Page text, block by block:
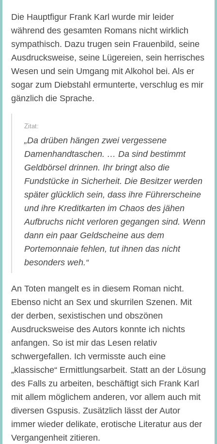
Die Hauptfigur Frank Karl wurde mir leider
während des gesamten Romans nicht wirklich
sympathisch. Dazu trugen sein Frauenbild, seine
Ausdrucksweise, seine Lügereien, sein herrisches
Wesen und sein Umgang mit Alkohol bei. Als er
sogar zum Diebstahl ermunterte, verschlug es mir
gänzlich die Sprache.
„Da drüben hängen zwei vergessene
Damenhandtaschen. … Da sind bestimmt
Geldbörsel drinnen. Ihr bringt also die
Fundstücke in Sicherheit. Die Besitzer werden
später glücklich sein, dass ihre Führerscheine
und ihre Kreditkarten im Chaos des jähen
Aufbruchs nicht verloren gegangen sind. Wenn
dann ein paar Geldscheine aus dem
Portemonnaie fehlen, tut ihnen das nicht
besonders weh.“
An Toten mangelt es in diesem Roman nicht.
Ebenso nicht an Sex und skurrilen Szenen. Mit
der derben, sexistischen und obszönen
Ausdrucksweise des Autors konnte ich nichts
anfangen. So ist mir das Lesen relativ
schwergefallen. Ich vermisste auch eine
„klassische“ Ermittlungsarbeit. Statt an der Lösung
des Falls zu arbeiten, beschäftigt sich Frank Karl
mit allem möglichem anderen, vor allem auch mit
diversen Gspusis. Zusätzlich lässt der Autor
immer wieder delikate, erotische Literatur aus der
Vergangenheit zitieren.